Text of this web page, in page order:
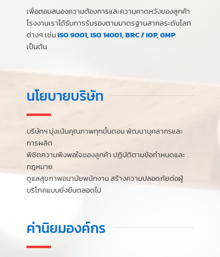
เพื่อตอบสนองความต้องการและความคาดหวังของลูกค้า
โรงงานเราได้รับการรับรองตามมาตรฐานสากลระดับโลก
ต่างๆ เช่นISO 9001, ISO 14001, BRC / IOP, GMP
เป็นต้น
นโยบายบริษัท
บริษัทฯ มุ่งเน้นคุณภาพทุกขั้นตอน พัฒนาบุคลากรและ
การผลิต
พิชิตความพึงพอใจของลูกค้า ปฏิบัติตามข้อกำหนดและ
กฎหมาย
ดูแลสุขภาพอนามัยพนักงาน สร้างความปลอดภัยต่อผู้
บริโภคแบบยั่งยืนตลอดไป
ค่านิยมองค์กร